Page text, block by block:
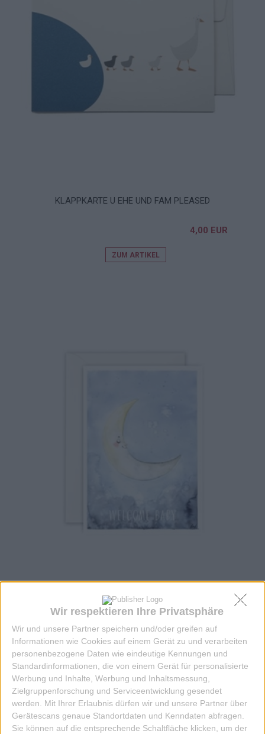
Wir respektieren Ihre Privatsphäre
Wir und unsere Partner speichern und/oder greifen auf
Informationen wie Cookies auf einem Gerät zu und verarbeiten
personenbezogene Daten wie eindeutige Kennungen und
Standardinformationen, die von einem Gerät für personalisierte
Werbung und Inhalte, Werbung und Inhaltsmessung,
Zielgruppenforschung und Serviceentwicklung gesendet
werden. Mit Ihrer Erlaubnis dürfen wir und unsere Partner über
Gerätescans genaue Standortdaten und Kenndaten abfragen.
Sie können auf die entsprechende Schaltfläche klicken, um der
KLAPPKARTE U EHE UND FAM PLEASED
4,00 EUR
ZUM ARTIKEL
KLAPPKARTE U EHE & FAM LEOLD
3,30 EUR
ZUM ARTIKEL